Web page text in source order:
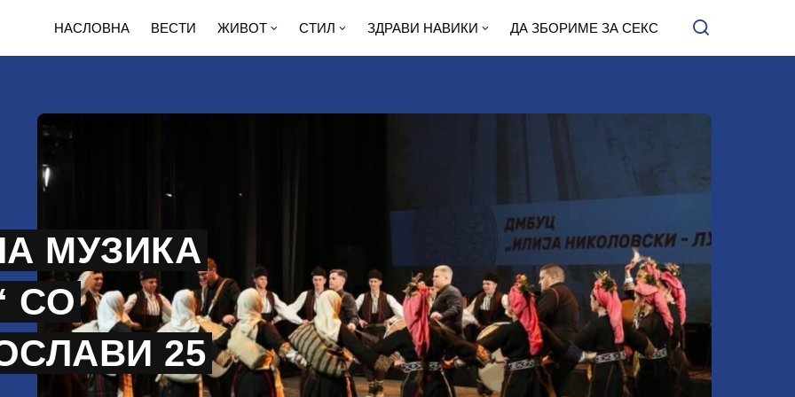
НАСЛОВНА ВЕСТИ ЖИВОТ СТИЛ ЗДРАВИ НАВИКИ ДА ЗБОРИМЕ ЗА СЕКС
МУЗИКА
СО
25